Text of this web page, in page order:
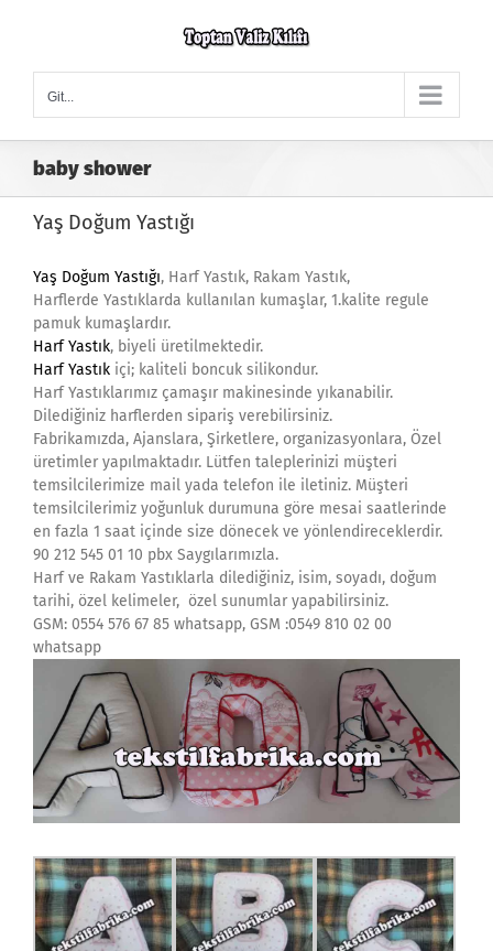
Git...
baby shower
Yaş Doğum Yastığı
Yaş Doğum Yastığı, Harf Yastık, Rakam Yastık,
Harflerde Yastıklarda kullanılan kumaşlar, 1.kalite regule
pamuk kumaşlardır.
Harf Yastık, biyeli üretilmektedir.
Harf Yastık içi; kaliteli boncuk silikondur.
Harf Yastıklarımız çamaşır makinesinde yıkanabilir.
Dilediğiniz harflerden sipariş verebilirsiniz.
Fabrikamızda, Ajanslara, Şirketlere, organizasyonlara, Özel
üretimler yapılmaktadır. Lütfen taleplerinizi müşteri
temsilcilerimize mail yada telefon ile iletiniz. Müşteri
temsilcilerimiz yoğunluk durumuna göre mesai saatlerinde
en fazla 1 saat içinde size dönecek ve yönlendireceklerdir.
90 212 545 01 10 pbx Saygılarımızla.
Harf ve Rakam Yastıklarla dilediğiniz, isim, soyadı, doğum
tarihi, özel kelimeler, özel sunumlar yapabilirsiniz.
GSM: 0554 576 67 85 whatsapp, GSM :0549 810 02 00
whatsapp